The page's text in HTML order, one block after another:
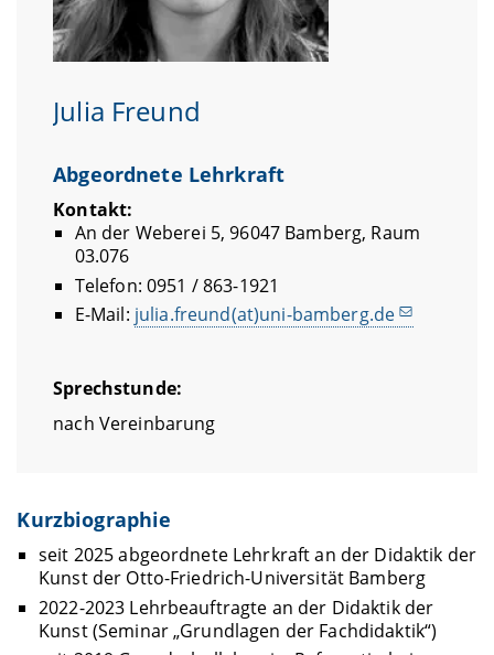
Julia Freund
Abgeordnete Lehrkraft
Kontakt:
An der Weberei 5, 96047 Bamberg, Raum
03.076
Telefon: 0951 / 863-1921
E-Mail: julia.freund(at)uni-bamberg.de
Sprechstunde:
nach Vereinbarung
Kurzbiographie
seit 2025 abgeordnete Lehrkraft an der Didaktik der
Kunst der Otto-Friedrich-Universität Bamberg
2022-2023 Lehrbeauftragte an der Didaktik der
Kunst (Seminar „Grundlagen der Fachdidaktik“)